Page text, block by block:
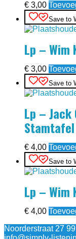
€ 3,00
Save to
Lp – Wim
€ 3,00
Save to
Lp – Jack
Stamtafel
€ 4,00
Save to
Lp – Wim
€ 4,00
Noorderstraat 27